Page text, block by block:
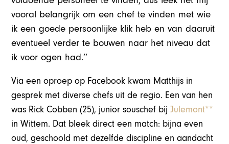
vooral belangrijk om een chef te vinden met wie
ik een goede persoonlijke klik heb en van daaruit
eventueel verder te bouwen naar het niveau dat
ik voor ogen had.’’
Via een oproep op Facebook kwam Matthijs in
gesprek met diverse chefs uit de regio. Een van hen
was Rick Cobben (25), junior souschef bijJulemont**
in Wittem. Dat bleek direct een match: bijna even
oud, geschoold met dezelfde discipline en aandacht